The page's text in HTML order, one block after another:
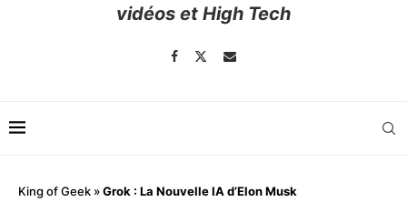
vidéos et High Tech
King of Geek »Grok : La Nouvelle IA d’Elon Musk